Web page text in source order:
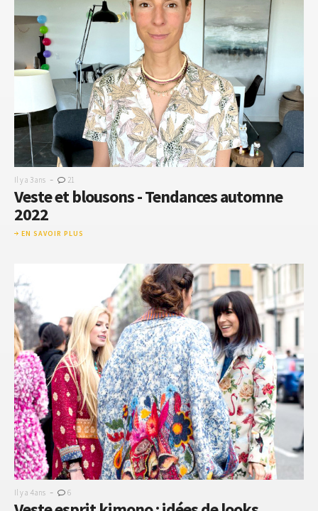
Il y a 3 ans - 21
Veste et blousons - Tendances automne
2022
EN SAVOIR PLUS
Il y a 4 ans - 6